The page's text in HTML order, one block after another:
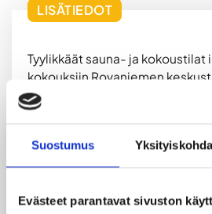
Suostumus
Evästeet parantavat sivuston
LISÄTIEDOT
Tyylikkäät sauna- ja kokoustilat
kokouksiin Rovaniemen
-Pefletit, shampoot ja
-Kokoustekniikka: valkotaulu,